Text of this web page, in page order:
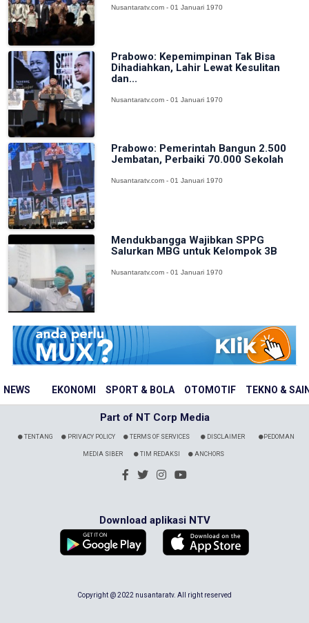
NEWS EKONOMI SPORT & BOLA OTOMOTIF TEKNO &
Nusantaratv.com - 01 Januari 1970
Prabowo: Kepemimpinan Tak Bisa
Dihadiahkan, Lahir Lewat Kesulitan
dan...
Nusantaratv.com - 01 Januari 1970
Prabowo: Pemerintah Bangun 2.500
Jembatan, Perbaiki 70.000 Sekolah
Nusantaratv.com - 01 Januari 1970
Mendukbangga Wajibkan SPPG
Salurkan MBG untuk Kelompok 3B
Nusantaratv.com - 01 Januari 1970
Part of NT Corp Media
TENTANG PRIVACY POLICY TERMS OF SERVICES DISCLAIMER PEDOMAN
MEDIA SIBER TIM REDAKSI ANCHORS
Download aplikasi NTV
Copyright @ 2022 nusantaratv. All right reserved